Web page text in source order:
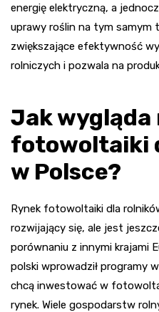
energię elektryczną, a
uprawy roślin na tym samym
zwiększające efektywność
rolniczych i pozwala na
Jak wygląda
fotowoltaiki
w Polsce?
Rynek fotowoltaiki dla
rozwijający się, ale jest
porównaniu z innymi krajami
polski wprowadził programy
chcą inwestować w
rynek. Wiele gospodarstw